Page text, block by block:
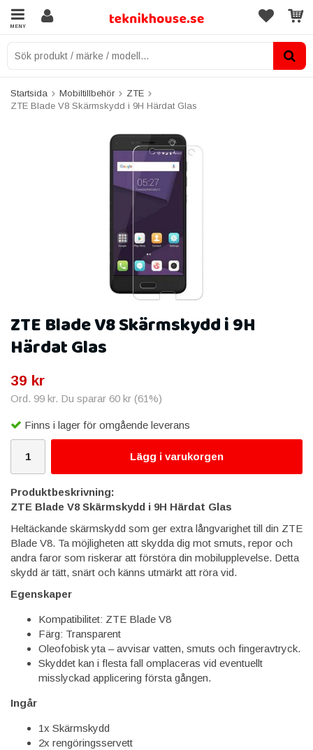
MENY
Startsida Mobiltillbehör
ZTE
ZTE Blade V8 Skärmskydd i 9H Härdat Glas
ZTE Blade V8 Skärmskydd i 9H
Härdat Glas
39 kr
Ord. 99 kr. Du sparar 60 kr (61%)
Finns i lager för omgående leverans
Lägg i varukorgen
Produktbeskrivning:
ZTE Blade V8 Skärmskydd i 9H Härdat Glas
Heltäckande skärmskydd som ger extra långvarighet till din ZTE
Blade V8. Ta möjligheten att skydda dig mot smuts, repor och
andra faror som riskerar att förstöra din mobilupplevelse. Detta
skydd är tätt, snärt och känns utmärkt att röra vid.
Egenskaper
Kompatibilitet: ZTE Blade V8
Färg: Transparent
Oleofobisk yta – avvisar vatten, smuts och fingeravtryck.
Skyddet kan i flesta fall omplaceras vid eventuellt
misslyckad applicering första gången.
Ingår
1x Skärmskydd
2x rengöringsservett